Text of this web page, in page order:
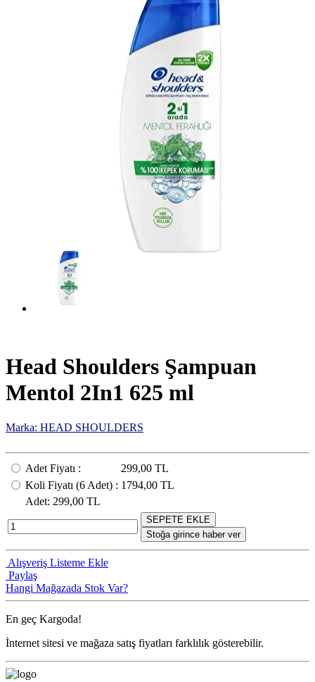
Head Shoulders Şampuan
Mentol 2In1 625 ml
Marka: HEAD SHOULDERS
Adet Fiyatı :
299,00 TL
Koli Fiyatı (6 Adet) : 1794,00 TL
Adet: 299,00 TL
SEPETE EKLE
Stoğa girince haber ver
Alışveriş Listeme Ekle
Paylaş
Hangi Mağazada Stok Var?
En geç Kargoda!
İnternet sitesi ve mağaza satış fiyatları farklılık gösterebilir.